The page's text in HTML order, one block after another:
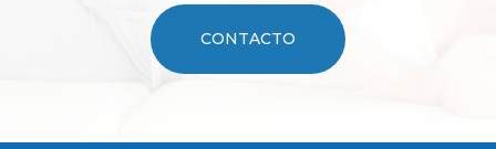
CONTACTO